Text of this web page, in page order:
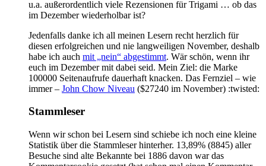
u.a. außerordentlich viele Rezensionen für Trigami … ob das
im Dezember wiederholbar ist?
Jedenfalls danke ich all meinen Lesern recht herzlich für
diesen erfolgreichen und nie langweiligen November, deshalb
habe ich auch mit „nein“ abgestimmt. Wär schön, wenn ihr
euch im Dezember mit dabei seid. Mein Ziel: die Marke
100000 Seitenaufrufe dauerhaft knacken. Das Fernziel – wie
immer – John Chow Niveau ($27240 im November) :twisted:
Stammleser
Wenn wir schon bei Lesern sind schiebe ich noch eine kleine
Statistik über die Stammleser hinterher. 13,89% (8845) aller
Besuche sind alte Bekannte bei 1886 davon war das